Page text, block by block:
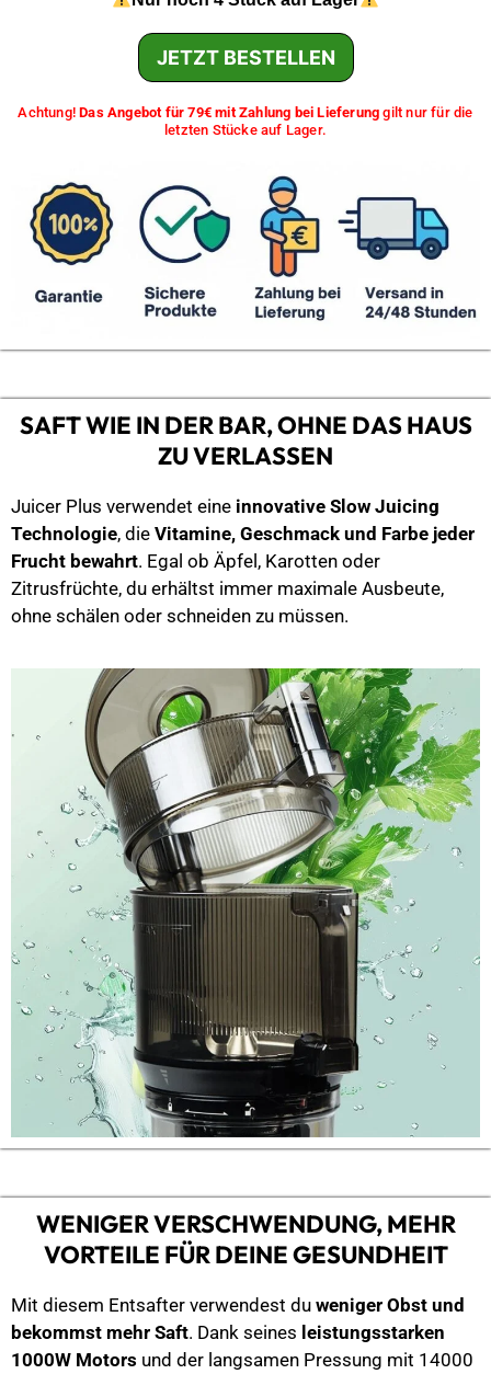
JETZT BESTELLEN
Achtung!Das Angebot für 79€ mit Zahlung bei Lieferung gilt nur für die
letzten Stücke auf Lager.
SAFT WIE IN DER BAR, OHNE DAS HAUS
ZU VERLASSEN
Juicer Plus verwendet eine innovative Slow Juicing
Technologie, die Vitamine, Geschmack und Farbe jeder
Frucht bewahrt. Egal ob Äpfel, Karotten oder
Zitrusfrüchte, du erhältst immer maximale Ausbeute,
ohne schälen oder schneiden zu müssen.
WENIGER VERSCHWENDUNG, MEHR
VORTEILE FÜR DEINE GESUNDHEIT
Mit diesem Entsafter verwendest du weniger Obst und
bekommst mehr Saft. Dank seines leistungsstarken
1000W Motors und der langsamen Pressung mit 14000